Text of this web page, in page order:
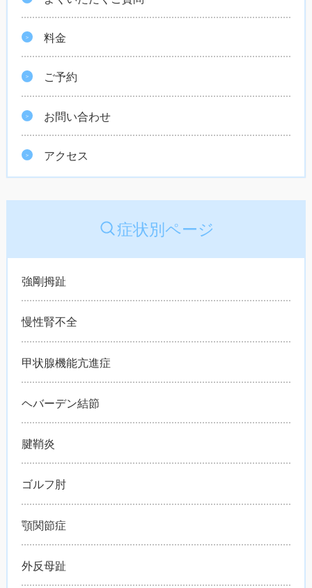
料金
ご予約
お問い合わせ
アクセス
症状別ページ
強剛拇趾
慢性腎不全
甲状腺機能亢進症
ヘバーデン結節
腱鞘炎
ゴルフ肘
顎関節症
外反母趾